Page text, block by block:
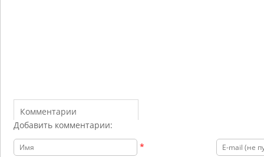
Комментарии
Добавить комментарии:
*